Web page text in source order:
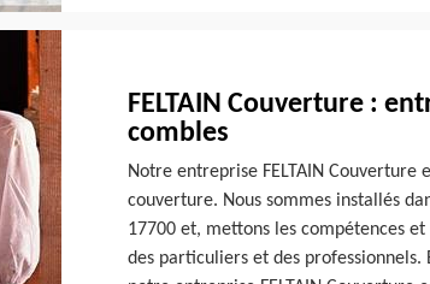
FELTAIN Couverture :
combles
Notre entreprise FELTAIN Couverture
couverture. Nous sommes installés
17700 et, mettons les compétences
des particuliers et des